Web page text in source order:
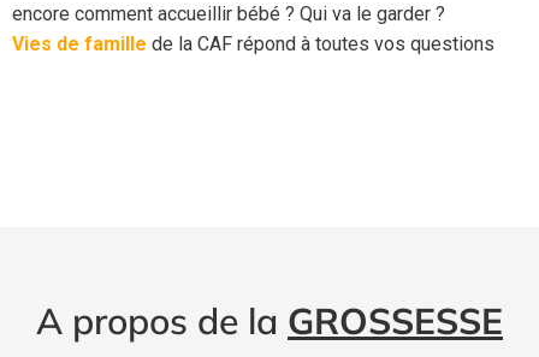
encore comment accueillir bébé ? Qui va le garder ?
Vies de famille de la CAF répond à toutes vos questions
A propos de la GROSSESSE